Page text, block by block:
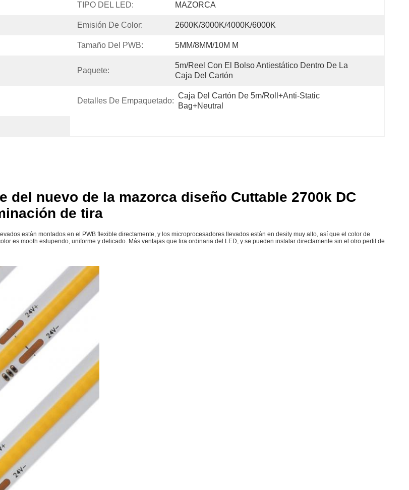
TIPO DEL LED: MAZORCA
Emisión De Color: 2600K/3000K/4000K/6000K
Tamaño Del PWB: 5MM/8MM/10M M
Paquete:
5m/reel Con El Bolso Antiestático Dentro De La
Caja Del Cartón
Detalles De Empaquetado:
Caja Del Cartón De 5m/roll+Anti-Static
Bag+Neutral
del nuevo de la mazorca diseño Cuttable 2700k DC
de tira
están montados en el PWB flexible directamente, y los microprocesadores llevados están en desity muy alto, así que el color de
es mooth estupendo, uniforme y delicado. Más ventajas que tira ordinaria del LED, y se pueden instalar directamente sin el otro perfil de